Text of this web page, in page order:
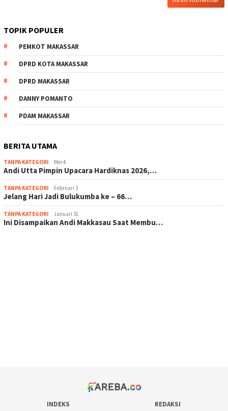
TOPIK POPULER
PEMKOT MAKASSAR
DPRD KOTA MAKASSAR
DPRD MAKASSAR
DANNY POMANTO
PDAM MAKASSAR
BERITA UTAMA
TANPA KATEGORI Mei 4
Andi Utta Pimpin Upacara Hardiknas 2026,…
TANPA KATEGORI Februari 3
Jelang Hari Jadi Bulukumba ke – 66…
TANPA KATEGORI Januari 31
Ini Disampaikan Andi Makkasau Saat Membu…
INDEKS REDAKSI